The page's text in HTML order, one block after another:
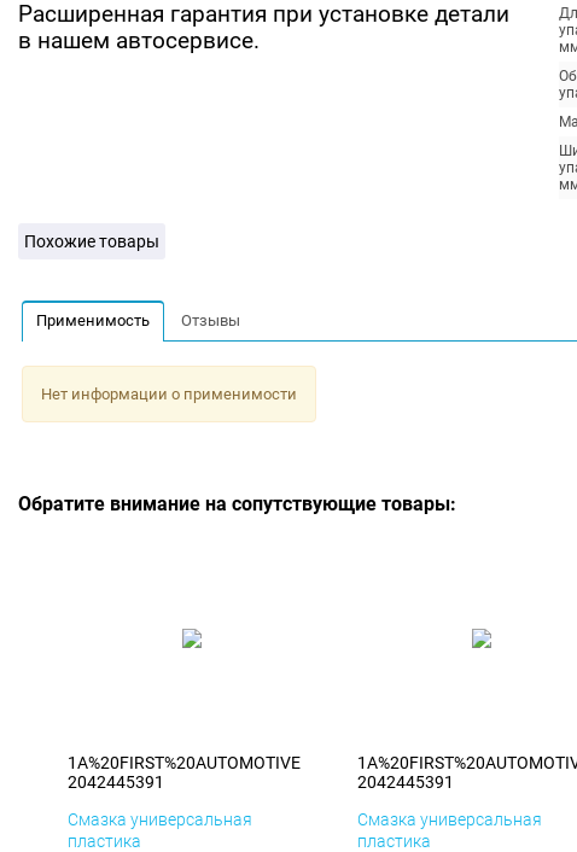
Расширенная гарантия при установке детали
в нашем автосервисе.
Похожие товары
Применимость Отзывы
Нет информации о применимости
Обратите внимание на сопутствующие товары:
1A%20FIRST%20AUTOMOTIVE
2042445391
Смазка универсальная
пластика
2042445391
Смазка универсальная
пластика